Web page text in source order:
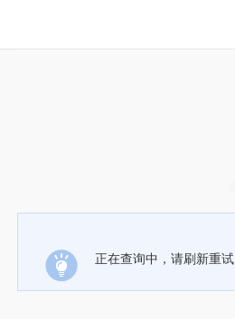
正在查询中，请刷新重试